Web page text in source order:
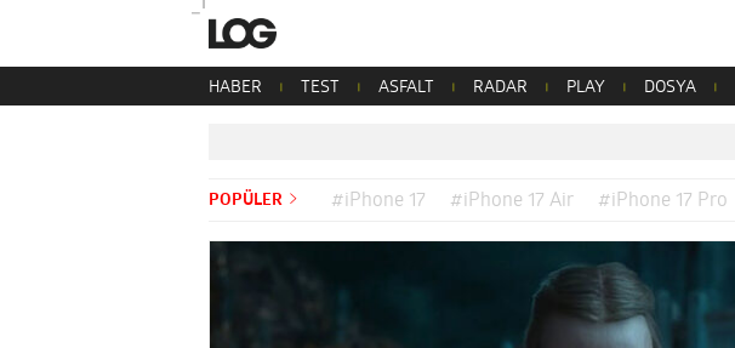
HABER TEST ASFALT RADAR PLAY DOSYA
POPÜLER #iPhone 17 #iPhone 17 Air #iPhone 17 Pro